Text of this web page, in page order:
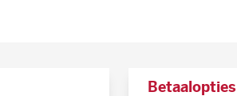
Betaalopties